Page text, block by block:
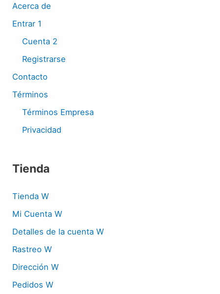
Acerca de
Entrar 1
Cuenta 2
Registrarse
Contacto
Términos
Términos Empresa
Privacidad
Tienda
Tienda W
Mi Cuenta W
Detalles de la cuenta W
Rastreo W
Dirección W
Pedidos W